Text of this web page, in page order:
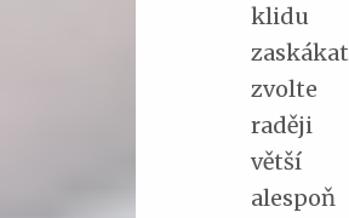
klidu
zaskákat
zvolte
raději
větší
alespoň